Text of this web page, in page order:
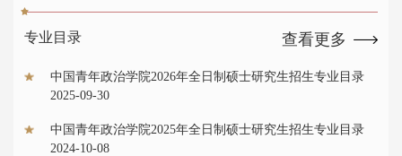
专业目录 查看更多
中国青年政治学院2026年全日制硕士研究生招生专业目录
2025-09-30
中国青年政治学院2025年全日制硕士研究生招生专业目录
2024-10-08